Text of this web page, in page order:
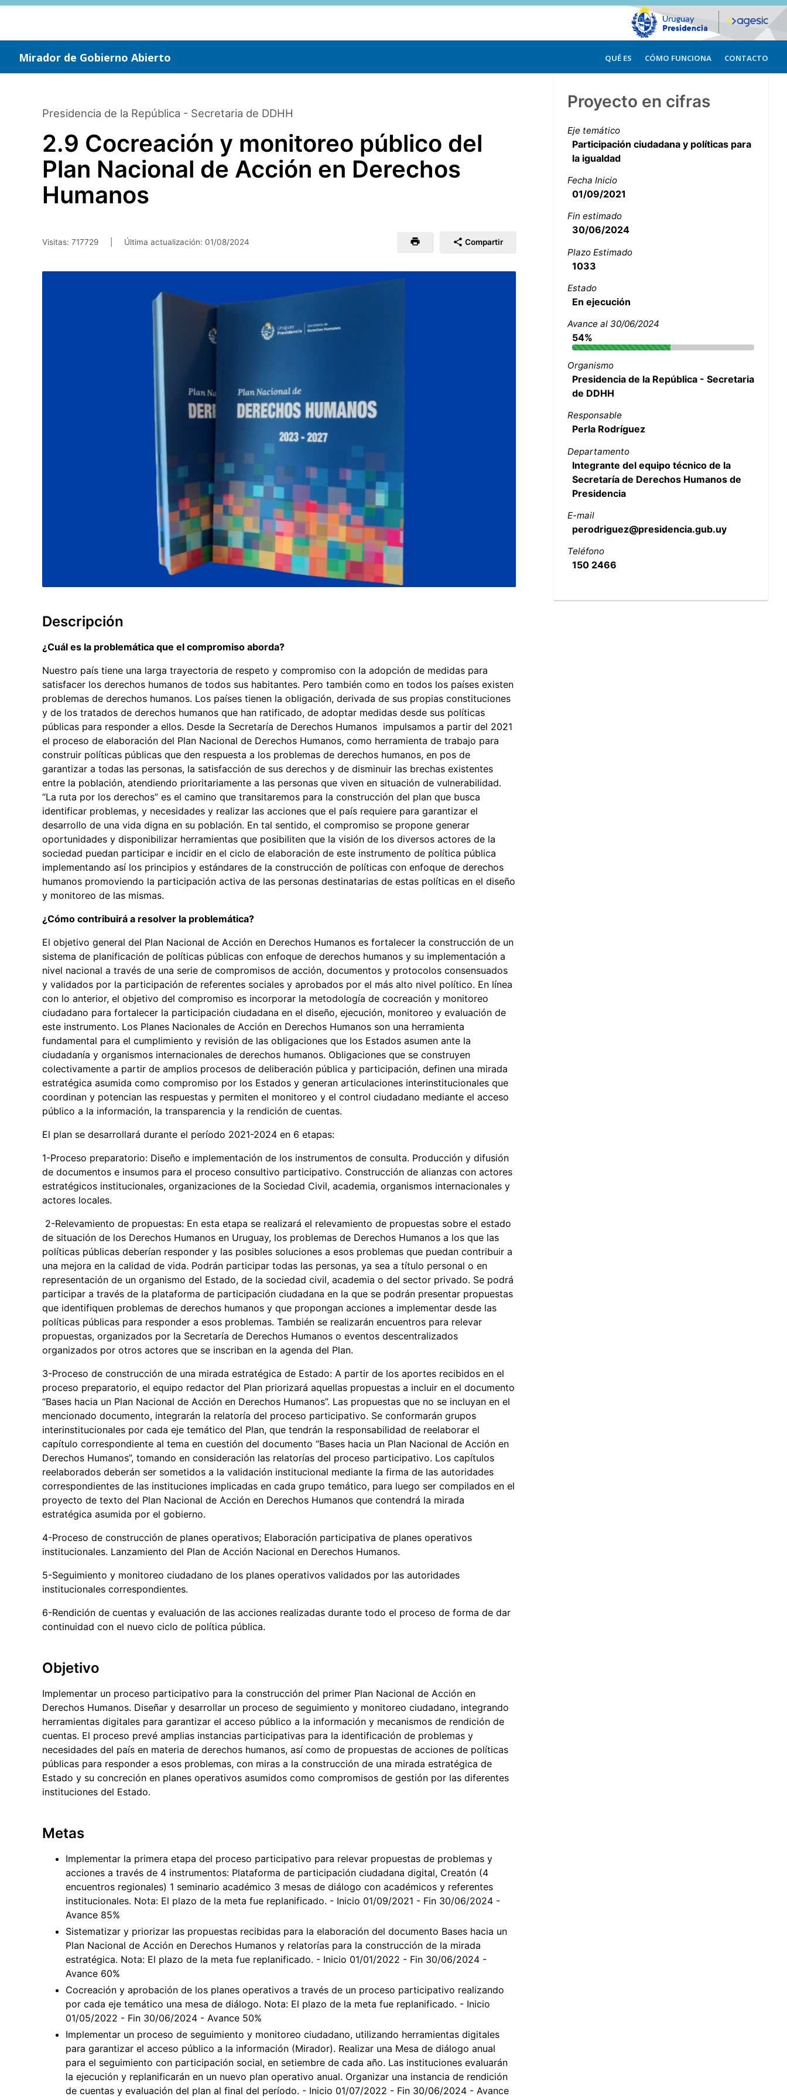
Saltar
Mirador de Gobierno Abierto QUÉ ES CÓMO FUNCIONA CONTACTO
Presidencia de la República - Secretaria de DDHH
2.9 Cocreación y monitoreo público del
Plan Nacional de Acción en Derechos
Humanos
Visitas: 717729 Última actualización: 01/08/2024 Compartir
Descripción
¿Cuál es la problemática que el compromiso aborda?
Nuestro país tiene una larga trayectoria de respeto y compromiso con la adopción de medidas para
satisfacer los derechos humanos de todos sus habitantes. Pero también como en todos los países existen
problemas de derechos humanos. Los países tienen la obligación, derivada de sus propias constituciones
y de los tratados de derechos humanos que han ratificado, de adoptar medidas desde sus políticas
públicas para responder a ellos. Desde la Secretaría de Derechos Humanos impulsamos a partir del 2021
el proceso de elaboración del Plan Nacional de Derechos Humanos, como herramienta de trabajo para
construir políticas públicas que den respuesta a los problemas de derechos humanos, en pos de
garantizar a todas las personas, la satisfacción de sus derechos y de disminuir las brechas existentes
entre la población, atendiendo prioritariamente a las personas que viven en situación de vulnerabilidad.
“La ruta por los derechos” es el camino que transitaremos para la construcción del plan que busca
identificar problemas, y necesidades y realizar las acciones que el país requiere para garantizar el
desarrollo de una vida digna en su población. En tal sentido, el compromiso se propone generar
oportunidades y disponibilizar herramientas que posibiliten que la visión de los diversos actores de la
sociedad puedan participar e incidir en el ciclo de elaboración de este instrumento de política pública
implementando así los principios y estándares de la construcción de políticas con enfoque de derechos
humanos promoviendo la participación activa de las personas destinatarias de estas políticas en el diseño
y monitoreo de las mismas.
¿Cómo contribuirá a resolver la problemática?
El objetivo general del Plan Nacional de Acción en Derechos Humanos es fortalecer la construcción de un
sistema de planificación de políticas públicas con enfoque de derechos humanos y su implementación a
nivel nacional a través de una serie de compromisos de acción, documentos y protocolos consensuados
y validados por la participación de referentes sociales y aprobados por el más alto nivel político. En línea
con lo anterior, el objetivo del compromiso es incorporar la metodología de cocreación y monitoreo
ciudadano para fortalecer la participación ciudadana en el diseño, ejecución, monitoreo y evaluación de
este instrumento. Los Planes Nacionales de Acción en Derechos Humanos son una herramienta
fundamental para el cumplimiento y revisión de las obligaciones que los Estados asumen ante la
ciudadanía y organismos internacionales de derechos humanos. Obligaciones que se construyen
colectivamente a partir de amplios procesos de deliberación pública y participación, definen una mirada
estratégica asumida como compromiso por los Estados y generan articulaciones interinstitucionales que
coordinan y potencian las respuestas y permiten el monitoreo y el control ciudadano mediante el acceso
público a la información, la transparencia y la rendición de cuentas.
El plan se desarrollará durante el período 2021-2024 en 6 etapas:
1-Proceso preparatorio: Diseño e implementación de los instrumentos de consulta. Producción y difusión
de documentos e insumos para el proceso consultivo participativo. Construcción de alianzas con actores
estratégicos institucionales, organizaciones de la Sociedad Civil, academia, organismos internacionales y
actores locales.
2-Relevamiento de propuestas: En esta etapa se realizará el relevamiento de propuestas sobre el estado
de situación de los Derechos Humanos en Uruguay, los problemas de Derechos Humanos a los que las
políticas públicas deberían responder y las posibles soluciones a esos problemas que puedan contribuir a
una mejora en la calidad de vida. Podrán participar todas las personas, ya sea a título personal o en
representación de un organismo del Estado, de la sociedad civil, academia o del sector privado. Se podrá
participar a través de la plataforma de participación ciudadana en la que se podrán presentar propuestas
que identifiquen problemas de derechos humanos y que propongan acciones a implementar desde las
políticas públicas para responder a esos problemas. También se realizarán encuentros para relevar
propuestas, organizados por la Secretaría de Derechos Humanos o eventos descentralizados
organizados por otros actores que se inscriban en la agenda del Plan.
3-Proceso de construcción de una mirada estratégica de Estado: A partir de los aportes recibidos en el
proceso preparatorio, el equipo redactor del Plan priorizará aquellas propuestas a incluir en el documento
“Bases hacia un Plan Nacional de Acción en Derechos Humanos”. Las propuestas que no se incluyan en el
mencionado documento, integrarán la relatoría del proceso participativo. Se conformarán grupos
interinstitucionales por cada eje temático del Plan, que tendrán la responsabilidad de reelaborar el
capítulo correspondiente al tema en cuestión del documento “Bases hacia un Plan Nacional de Acción en
Derechos Humanos”, tomando en consideración las relatorías del proceso participativo. Los capítulos
reelaborados deberán ser sometidos a la validación institucional mediante la firma de las autoridades
correspondientes de las instituciones implicadas en cada grupo temático, para luego ser compilados en el
proyecto de texto del Plan Nacional de Acción en Derechos Humanos que contendrá la mirada
estratégica asumida por el gobierno.
4-Proceso de construcción de planes operativos; Elaboración participativa de planes operativos
institucionales. Lanzamiento del Plan de Acción Nacional en Derechos Humanos.
5-Seguimiento y monitoreo ciudadano de los planes operativos validados por las autoridades
institucionales correspondientes.
6-Rendición de cuentas y evaluación de las acciones realizadas durante todo el proceso de forma de dar
continuidad con el nuevo ciclo de política pública.
Objetivo
Implementar un proceso participativo para la construcción del primer Plan Nacional de Acción en
Derechos Humanos. Diseñar y desarrollar un proceso de seguimiento y monitoreo ciudadano, integrando
herramientas digitales para garantizar el acceso público a la información y mecanismos de rendición de
cuentas. El proceso prevé amplias instancias participativas para la identificación de problemas y
necesidades del país en materia de derechos humanos, así como de propuestas de acciones de políticas
públicas para responder a esos problemas, con miras a la construcción de una mirada estratégica de
Estado y su concreción en planes operativos asumidos como compromisos de gestión por las diferentes
instituciones del Estado.
Metas
Implementar la primera etapa del proceso participativo para relevar propuestas de problemas y
acciones a través de 4 instrumentos: Plataforma de participación ciudadana digital, Creatón (4
encuentros regionales) 1 seminario académico 3 mesas de diálogo con académicos y referentes
institucionales. Nota: El plazo de la meta fue replanificado. - Inicio 01/09/2021 - Fin 30/06/2024 -
Avance 85%
Sistematizar y priorizar las propuestas recibidas para la elaboración del documento Bases hacia un
Plan Nacional de Acción en Derechos Humanos y relatorías para la construcción de la mirada
estratégica. Nota: El plazo de la meta fue replanificado. - Inicio 01/01/2022 - Fin 30/06/2024 -
Avance 60%
Cocreación y aprobación de los planes operativos a través de un proceso participativo realizando
por cada eje temático una mesa de diálogo. Nota: El plazo de la meta fue replanificado. - Inicio
01/05/2022 - Fin 30/06/2024 - Avance 50%
Implementar un proceso de seguimiento y monitoreo ciudadano, utilizando herramientas digitales
para garantizar el acceso público a la información (Mirador). Realizar una Mesa de diálogo anual
para el seguimiento con participación social, en setiembre de cada año. Las instituciones evaluarán
la ejecución y replanificarán en un nuevo plan operativo anual. Organizar una instancia de rendición
de cuentas y evaluación del plan al final del período. - Inicio 01/07/2022 - Fin 30/06/2024 - Avance
Proyecto en cifras
Eje temático
Participación ciudadana y políticas para
la igualdad
Fecha Inicio
01/09/2021
Fin estimado
30/06/2024
Plazo Estimado
1033
Estado
En ejecución
Avance al 30/06/2024
54%
Organismo
Presidencia de la República - Secretaria
de DDHH
Responsable
Perla Rodríguez
Departamento
Integrante del equipo técnico de la
Secretaría de Derechos Humanos de
Presidencia
E-mail
perodriguez@presidencia.gub.uy
Teléfono
150 2466